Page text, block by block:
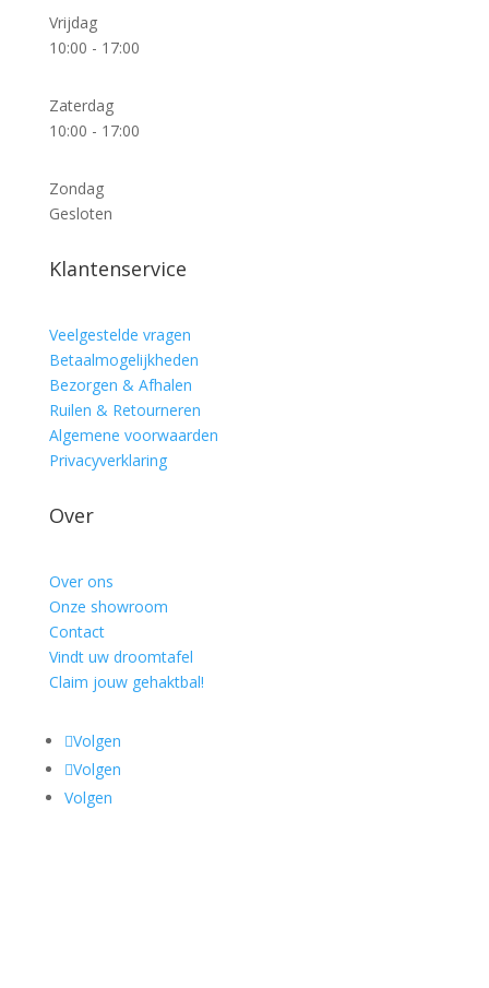
Vrijdag
10:00 - 17:00
Zaterdag
10:00 - 17:00
Zondag
Gesloten
Klantenservice
Veelgestelde vragen
Betaalmogelijkheden
Bezorgen & Afhalen
Ruilen & Retourneren
Algemene voorwaarden
Privacyverklaring
Over
Over ons
Onze showroom
Contact
Vindt uw droomtafel
Claim jouw gehaktbal!
Volgen
Volgen
Volgen